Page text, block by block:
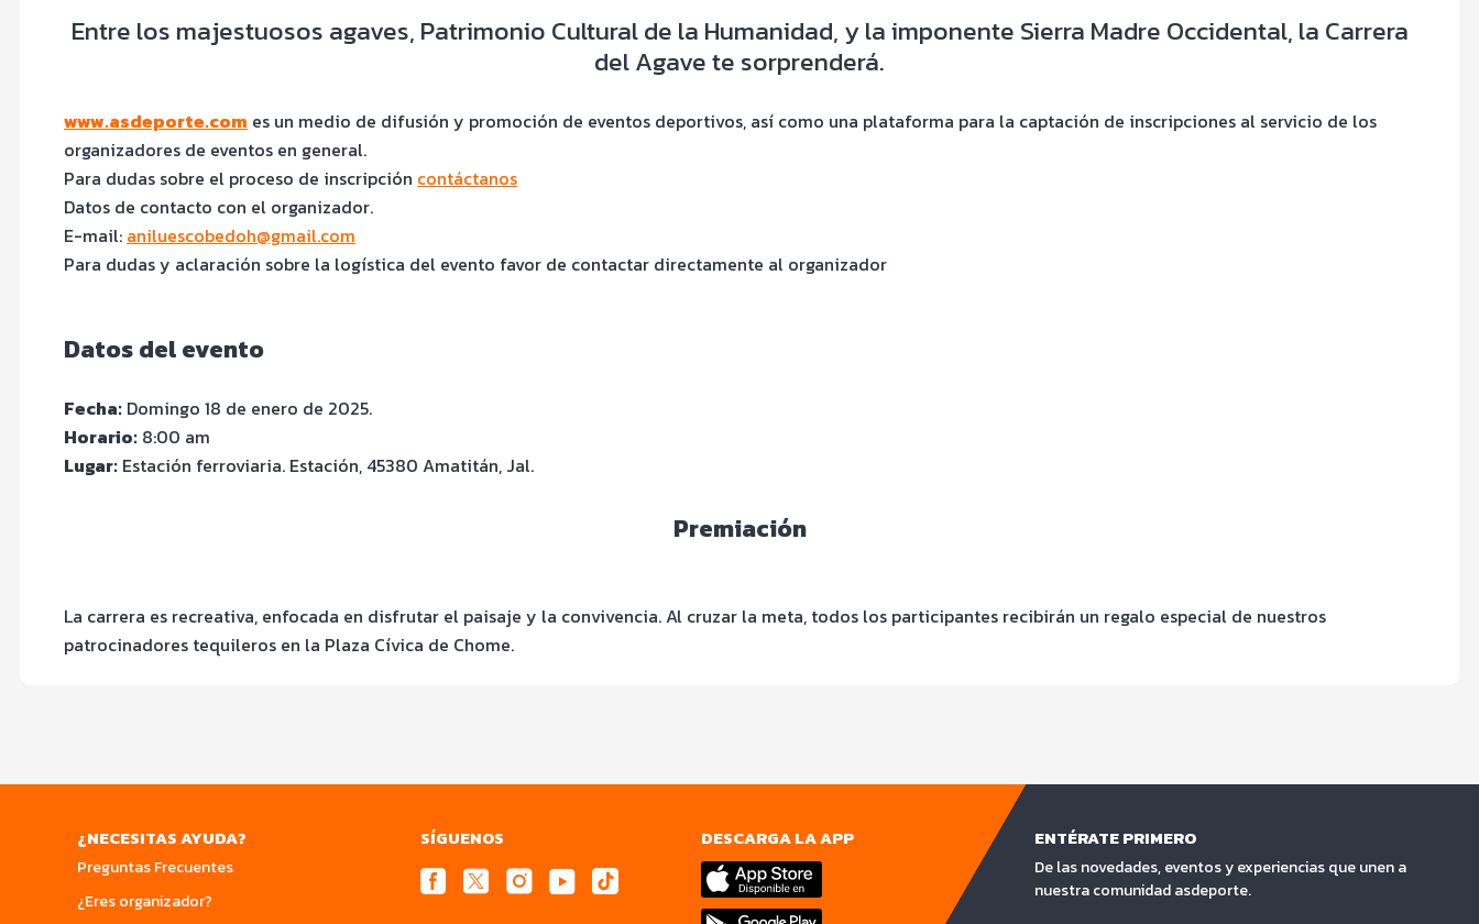
Entre los majestuosos agaves, Patrimonio Cultural de la Humanidad, y la imponente Sierra Madre Occidental, la Carrera
del Agave te sorprenderá.
www.asdeporte.com es un medio de difusión y promoción de eventos deportivos, así como una plataforma para la captación de inscripciones al servicio de los
organizadores de eventos en general.
Para dudas sobre el proceso de inscripción contáctanos
Datos de contacto con el organizador.
E-mail: aniluescobedoh@gmail.com
Para dudas y aclaración sobre la logística del evento favor de contactar directamente al organizador
Datos del evento
Fecha: Domingo 18 de enero de 2025.
Horario: 8:00 am
Lugar: Estación ferroviaria. Estación, 45380 Amatitán, Jal.
Premiación
La carrera es recreativa, enfocada en disfrutar el paisaje y la convivencia. Al cruzar la meta, todos los participantes recibirán un regalo especial de nuestros
patrocinadores tequileros en la Plaza Cívica de Chome.
¿NECESITAS AYUDA?
Preguntas Frecuentes
¿Eres organizador?
SÍGUENOS DESCARGA LA APP ENTÉRATE PRIMERO
De las novedades, eventos y experiencias que unen a
nuestra comunidad asdeporte.